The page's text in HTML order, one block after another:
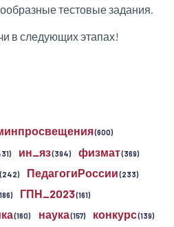
тестовые задания.
в следующих этапах!
(600)
ин_яз(394) физмат(369)
(242) ПедагогиРоссии(233)
ГПН_2023(161)
(160) наука(157) конкурс(139)